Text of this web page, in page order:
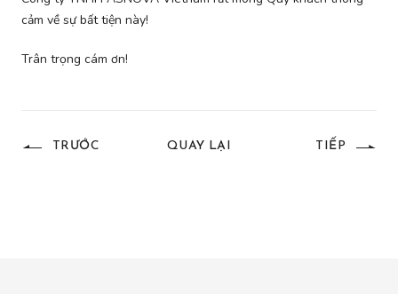
cảm về sự bất tiện này!
Trân trọng cám ơn!
TRƯỚC QUAY LẠI TIẾP